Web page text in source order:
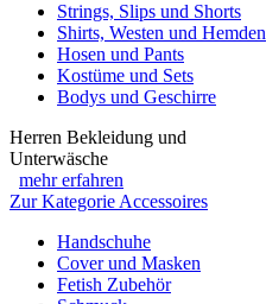
Strings, Slips und Shorts
Shirts, Westen und Hemden
Hosen und Pants
Kostüme und Sets
Bodys und Geschirre
Herren Bekleidung und
Unterwäsche
mehr erfahren
Zur Kategorie Accessoires
Handschuhe
Cover und Masken
Fetish Zubehör